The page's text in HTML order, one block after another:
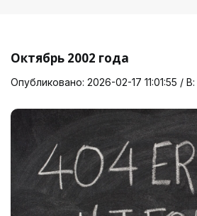
Октябрь 2002 года
Опубликовано: 2026-02-17 11:01:55 / В: